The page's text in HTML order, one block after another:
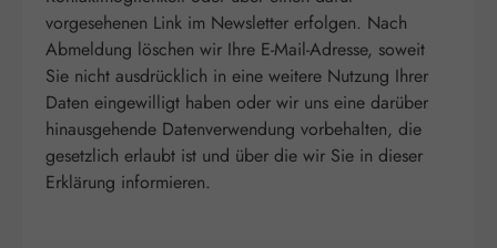
vorgesehenen Link im Newsletter erfolgen. Nach
Abmeldung löschen wir Ihre E-Mail-Adresse, soweit
Sie nicht ausdrücklich in eine weitere Nutzung Ihrer
Daten eingewilligt haben oder wir uns eine darüber
hinausgehende Datenverwendung vorbehalten, die
gesetzlich erlaubt ist und über die wir Sie in dieser
Erklärung informieren.